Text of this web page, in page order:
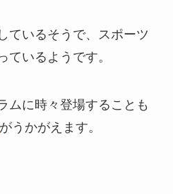
ているそうで、スポーツ
ているようです。
ムに時々登場することも
うかがえます。